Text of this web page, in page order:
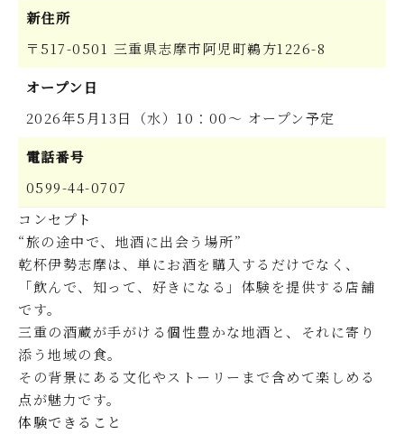
新住所
〒517-0501 三重県志摩市阿児町鵜方1226-8
オープン日
2026年5月13日（水）10：00～ オープン予定
電話番号
0599-44-0707
コンセプト
“旅の途中で、地酒に出会う場所”
乾杯伊勢志摩は、単にお酒を購入するだけでなく、
「飲んで、知って、好きになる」体験を提供する店舗
です。
三重の酒蔵が手がける個性豊かな地酒と、それに寄り
添う地域の食。
その背景にある文化やストーリーまで含めて楽しめる
点が魅力です。
体験できること